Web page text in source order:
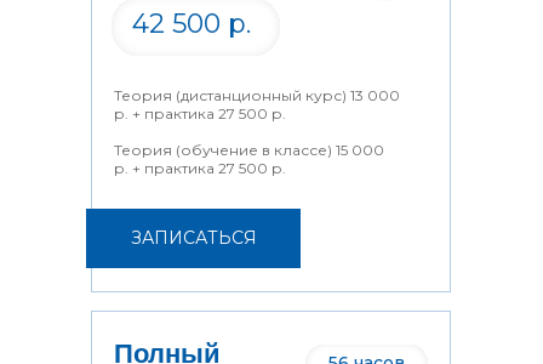
Полный
42 500 р.
Теория (дистанционный курс) 13 000
р. + практика 27 500 р.
Теория (обучение в классе) 15 000
р. + практика 27 500 р.
ЗАПИСАТЬСЯ